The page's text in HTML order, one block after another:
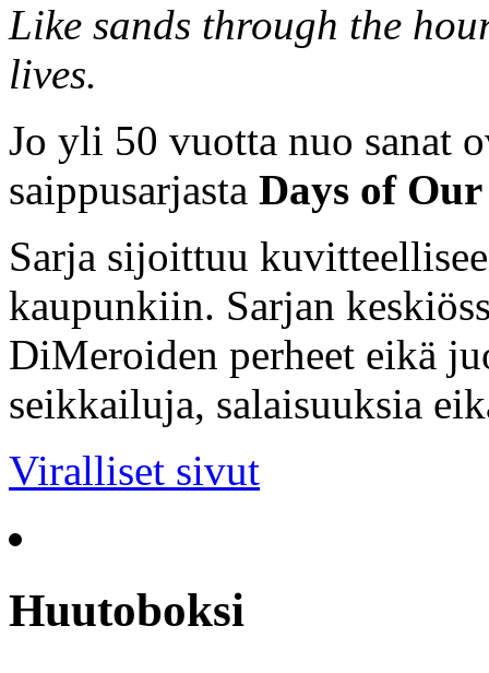
Like sands through the
lives.
Jo yli 50 vuotta nuo sanat
saippusarjasta Days of
Sarja sijoittuu
kaupunkiin. Sarjan
DiMeroiden perheet eikä
seikkailuja, salaisuuksia
Viralliset sivut
Huutoboksi